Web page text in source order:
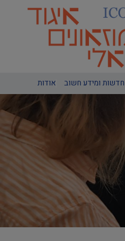
Main
navigation
אודות חדשות ומידע חשוב